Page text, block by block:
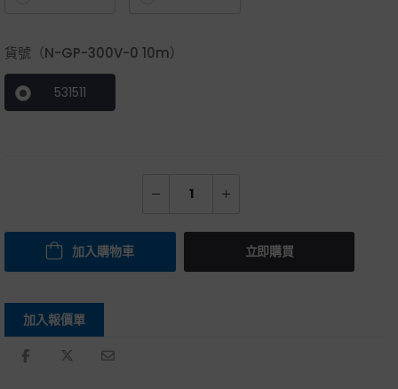
貨號（N-GP-300V-0 10m）
531511
加入購物車 立即購買
加入報價單